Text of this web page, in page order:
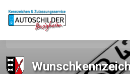
Startseite
Mühlhausen